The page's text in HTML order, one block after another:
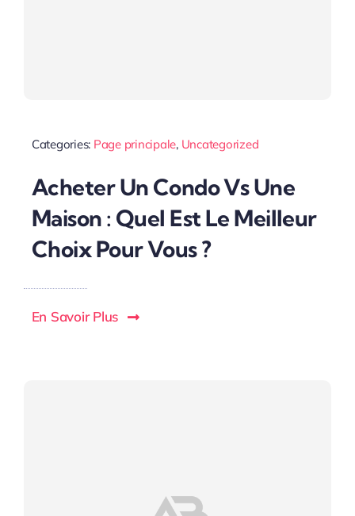
Categories: Page principale, Uncategorized
Acheter Un Condo Vs Une
Maison : Quel Est Le Meilleur
Choix Pour Vous ?
En Savoir Plus